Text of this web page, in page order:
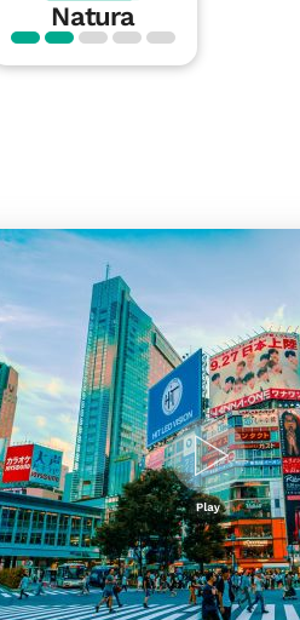
Natura